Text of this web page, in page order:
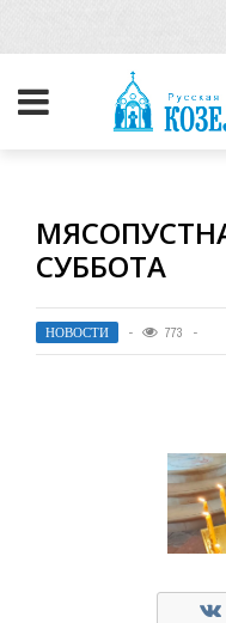
СУББОТА
НОВОСТИ 773